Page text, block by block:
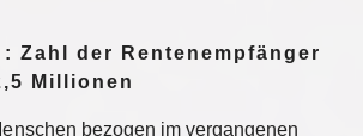
Zahl der Rentenempfänger
Millionen
bezogen im vergangenen